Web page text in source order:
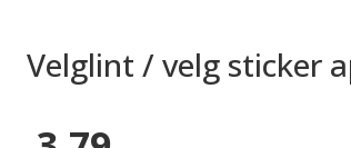
Velglint / velg sticker